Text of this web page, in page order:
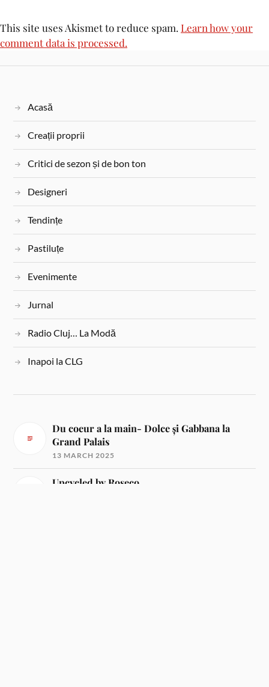
This site uses Akismet to reduce spam. Learn how your
comment data is processed.
Acasă
Creații proprii
Critici de sezon și de bon ton
Designeri
Tendințe
Pastiluțe
Evenimente
Jurnal
Radio Cluj… La Modă
Inapoi la CLG
Du coeur a la main- Dolce și Gabbana la
Grand Palais
13 MARCH 2025
Upcycled by Roseco